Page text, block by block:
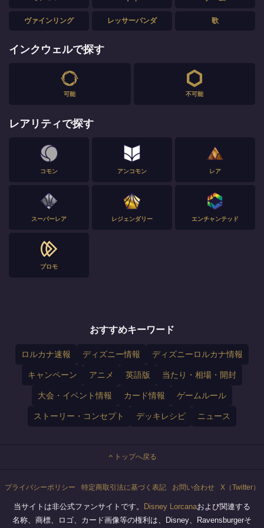
ヴァインリング レッサーパンダ 歌
インクウェルで探す
可能 不可能
レアリティで探す
コモン アンコモン レア
スーパーレア レジェンダリー エンチャンテッド
プロモ
おすすめキーワード
ロルカナ速報 ディズニー情報 ディズニーロルカナ情報
キャンペーン アニメ 英語版 当たり・相場・開封
大会・イベント情報 カード情報 ゲームルール
ストーリー・コンセプト デッキレシピ ニュース
トップへ戻る
プライバシーポリシー 特定商取引法に基づく表記 お問い合わせ X（Twitter）
当サイトは非公式ファンサイトです。 Disney Lorcanaおよび関連する
名称、商標、ロゴ、カード画像等の権利は、Disney、Ravensburgerそ